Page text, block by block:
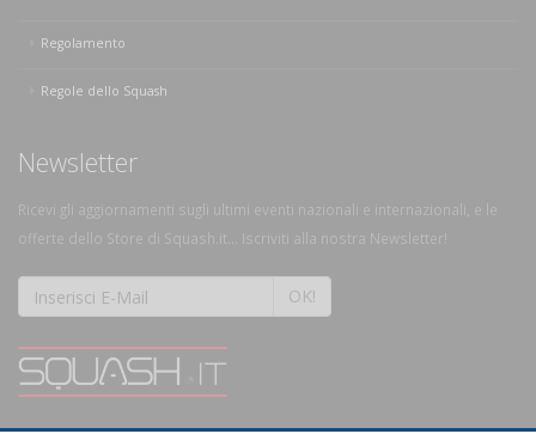
Regolamento
Regole dello Squash
Newsletter
Ricevi gli aggiornamenti sugli ultimi eventi nazionali e internazionali, e le
offerte dello Store di Squash.it... Iscriviti alla nostra Newsletter!
OK!